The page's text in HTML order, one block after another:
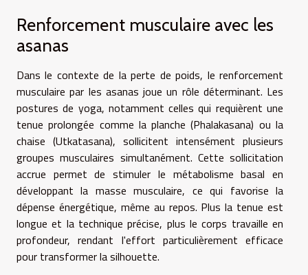
Renforcement musculaire avec les
asanas
Dans le contexte de la perte de poids, le renforcement
musculaire par les asanas joue un rôle déterminant. Les
postures de yoga, notamment celles qui requièrent une
tenue prolongée comme la planche (Phalakasana) ou la
chaise (Utkatasana), sollicitent intensément plusieurs
groupes musculaires simultanément. Cette sollicitation
accrue permet de stimuler le métabolisme basal en
développant la masse musculaire, ce qui favorise la
dépense énergétique, même au repos. Plus la tenue est
longue et la technique précise, plus le corps travaille en
profondeur, rendant l'effort particulièrement efficace
pour transformer la silhouette.